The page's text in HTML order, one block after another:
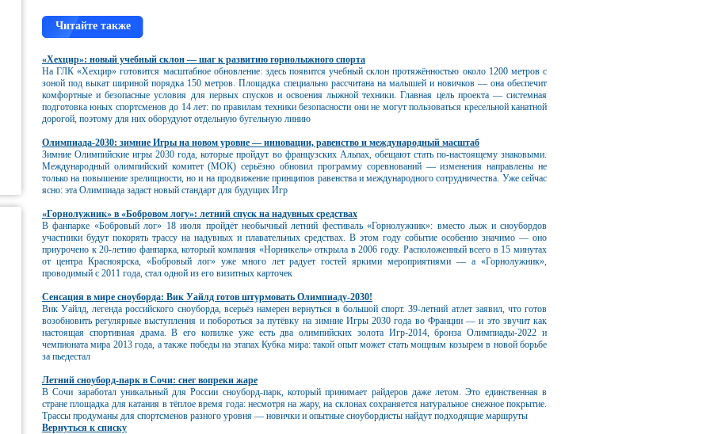
Читайте также
«Хехцир»: новый учебный склон — шаг к развитию горнолыжного спорта
На ГЛК «Хехцир» готовится масштабное обновление: здесь появится учебный склон протяжённостью около 1200 метров с
зоной под выкат шириной порядка 150 метров. Площадка специально рассчитана на малышей и новичков — она обеспечит
комфортные и безопасные условия для первых спусков и освоения лыжной техники. Главная цель проекта — системная
подготовка юных спортсменов до 14 лет: по правилам техники безопасности они не могут пользоваться кресельной канатной
дорогой, поэтому для них оборудуют отдельную бугельную линию
Олимпиада‑2030: зимние Игры на новом уровне — инновации, равенство и международный масштаб
Зимние Олимпийские игры 2030 года, которые пройдут во французских Альпах, обещают стать по-настоящему знаковыми.
Международный олимпийский комитет (МОК) серьёзно обновил программу соревнований — изменения направлены не
только на повышение зрелищности, но и на продвижение принципов равенства и международного сотрудничества. Уже сейчас
ясно: эта Олимпиада задаст новый стандарт для будущих Игр
«Горнолужник» в «Бобровом логу»: летний спуск на надувных средствах
В фанпарке «Бобровый лог» 18 июля пройдёт необычный летний фестиваль «Горнолужник»: вместо лыж и сноубордов
участники будут покорять трассу на надувных и плавательных средствах. В этом году событие особенно значимо — оно
приурочено к 20‑летию фанпарка, который компания «Норникель» открыла в 2006 году. Расположенный всего в 15 минутах
от центра Красноярска, «Бобровый лог» уже много лет радует гостей яркими мероприятиями — а «Горнолужник»,
проводимый с 2011 года, стал одной из его визитных карточек
Сенсация в мире сноуборда: Вик Уайлд готов штурмовать Олимпиаду‑2030!
Вик Уайлд, легенда российского сноуборда, всерьёз намерен вернуться в большой спорт. 39‑летний атлет заявил, что готов
возобновить регулярные выступления и побороться за путёвку на зимние Игры 2030 года во Франции — и это звучит как
настоящая спортивная драма. В его копилке уже есть два олимпийских золота Игр‑2014, бронза Олимпиады‑2022 и
чемпионата мира 2013 года, а также победы на этапах Кубка мира: такой опыт может стать мощным козырем в новой борьбе
за пьедестал
Летний сноуборд‑парк в Сочи: снег вопреки жаре
В Сочи заработал уникальный для России сноуборд‑парк, который принимает райдеров даже летом. Это единственная в
стране площадка для катания в тёплое время года: несмотря на жару, на склонах сохраняется натуральное снежное покрытие.
Трассы продуманы для спортсменов разного уровня — новички и опытные сноубордисты найдут подходящие маршруты
Вернуться к списку